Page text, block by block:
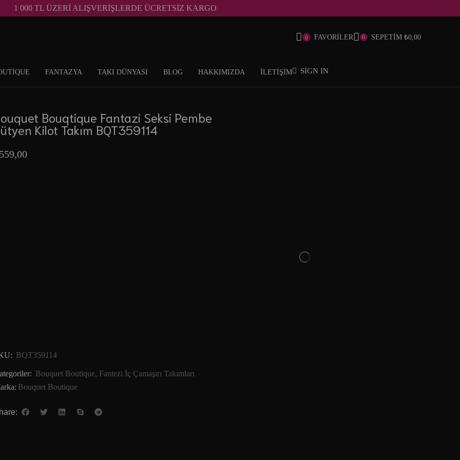
1 000 TL ÜZERİ ALIŞVERİŞLERDE ÜCRETSİZ KARGO
0 FAVORİLER 0 SEPETİM ₺0,00
FANTAZYA TAKI DÜNYASI BLOG HAKKIMIZDA İLETİŞİM SIGN IN
Bouqtique Fantazi Seksi Pembe
Kilot Takım BQT359114
559,00
BQT359114
Bouquet Boutique, Fantezi İç Çamaşırı Takımları
Bouquet Boutique